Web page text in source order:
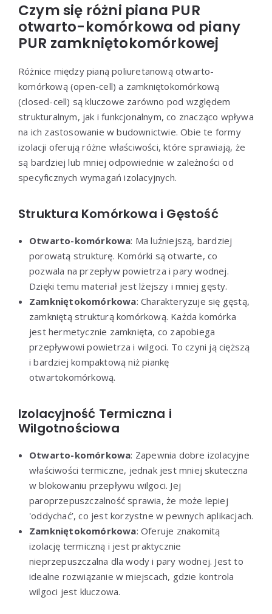
Czym się różni piana PUR
otwarto-komórkowa od piany
PUR zamkniętokomórkowej
Różnice między pianą poliuretanową otwarto-
komórkową (open-cell) a zamkniętokomórkową
(closed-cell) są kluczowe zarówno pod względem
strukturalnym, jak i funkcjonalnym, co znacząco wpływa
na ich zastosowanie w budownictwie. Obie te formy
izolacji oferują różne właściwości, które sprawiają, że
są bardziej lub mniej odpowiednie w zależności od
specyficznych wymagań izolacyjnych.
Struktura Komórkowa i Gęstość
Otwarto-komórkowa: Ma luźniejszą, bardziej
porowatą strukturę. Komórki są otwarte, co
pozwala na przepływ powietrza i pary wodnej.
Dzięki temu materiał jest lżejszy i mniej gęsty.
Zamkniętokomórkowa: Charakteryzuje się gęstą,
zamkniętą strukturą komórkową. Każda komórka
jest hermetycznie zamknięta, co zapobiega
przepływowi powietrza i wilgoci. To czyni ją cięższą
i bardziej kompaktową niż piankę
otwartokomórkową.
Izolacyjność Termiczna i
Wilgotnościowa
Otwarto-komórkowa: Zapewnia dobre izolacyjne
właściwości termiczne, jednak jest mniej skuteczna
w blokowaniu przepływu wilgoci. Jej
paroprzepuszczalność sprawia, że może lepiej
'oddychać’, co jest korzystne w pewnych aplikacjach.
Zamkniętokomórkowa: Oferuje znakomitą
izolację termiczną i jest praktycznie
nieprzepuszczalna dla wody i pary wodnej. Jest to
idealne rozwiązanie w miejscach, gdzie kontrola
wilgoci jest kluczowa.